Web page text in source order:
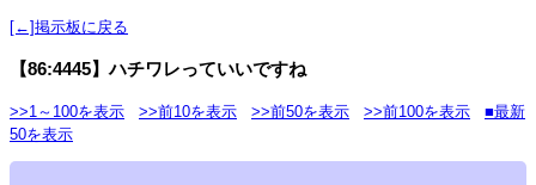
[←]掲示板に戻る
【86:4445】ハチワレっていいですね
>>1～100を表示 >>前10を表示 >>前50を表示 >>前100を表示
■最新
50を表示